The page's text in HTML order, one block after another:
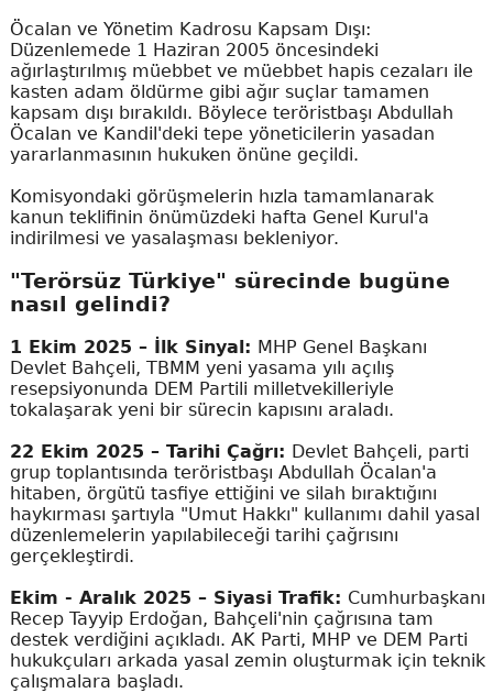
Öcalan ve Yönetim Kadrosu Kapsam Dışı:
Düzenlemede 1 Haziran 2005 öncesindeki
ağırlaştırılmış müebbet ve müebbet hapis cezaları ile
kasten adam öldürme gibi ağır suçlar tamamen
kapsam dışı bırakıldı. Böylece teröristbaşı Abdullah
Öcalan ve Kandil'deki tepe yöneticilerin yasadan
yararlanmasının hukuken önüne geçildi.
Komisyondaki görüşmelerin hızla tamamlanarak
kanun teklifinin önümüzdeki hafta Genel Kurul'a
indirilmesi ve yasalaşması bekleniyor.
"Terörsüz Türkiye" sürecinde bugüne
nasıl gelindi?
1 Ekim 2025 – İlk Sinyal: MHP Genel Başkanı
Devlet Bahçeli, TBMM yeni yasama yılı açılış
resepsiyonunda DEM Partili milletvekilleriyle
tokalaşarak yeni bir sürecin kapısını araladı.
22 Ekim 2025 – Tarihi Çağrı: Devlet Bahçeli, parti
grup toplantısında teröristbaşı Abdullah Öcalan'a
hitaben, örgütü tasfiye ettiğini ve silah bıraktığını
haykırması şartıyla "Umut Hakkı" kullanımı dahil yasal
düzenlemelerin yapılabileceği tarihi çağrısını
gerçekleştirdi.
Ekim - Aralık 2025 – Siyasi Trafik: Cumhurbaşkanı
Recep Tayyip Erdoğan, Bahçeli'nin çağrısına tam
destek verdiğini açıkladı. AK Parti, MHP ve DEM Parti
hukukçuları arkada yasal zemin oluşturmak için teknik
çalışmalara başladı.